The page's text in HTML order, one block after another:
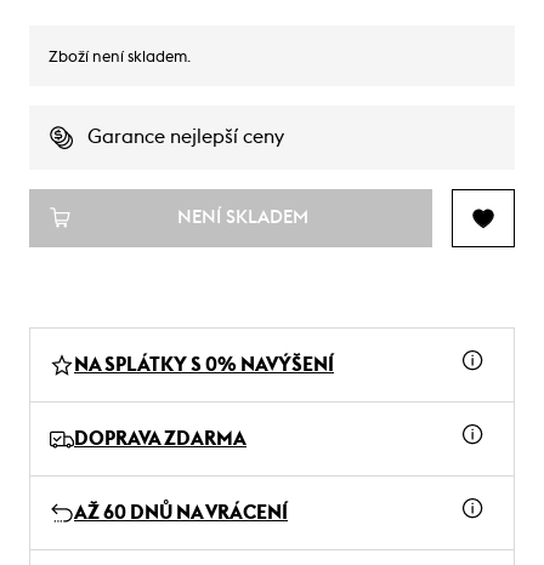
Zboží není skladem.
Garance nejlepší ceny
NENÍ SKLADEM
NA SPLÁTKY S 0% NAVÝŠENÍ
DOPRAVA ZDARMA
AŽ 60 DNŮ NA VRÁCENÍ